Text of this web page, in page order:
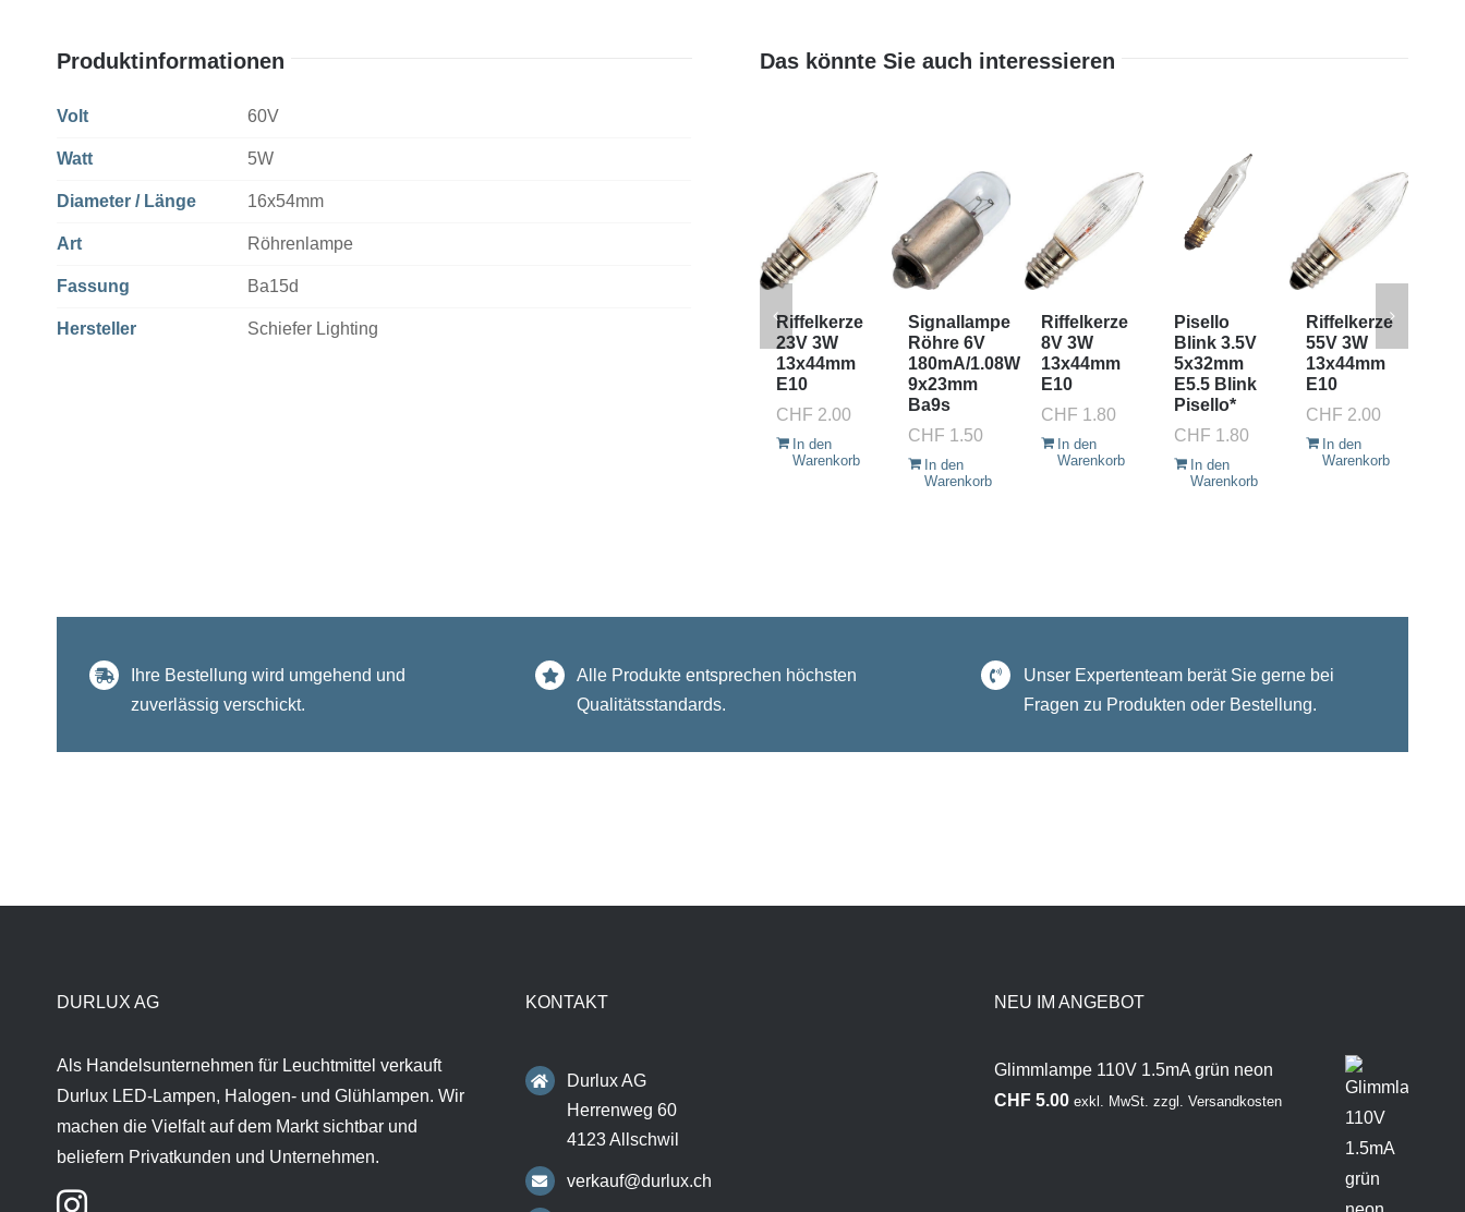
Produktinformationen
Volt 60V
Watt 5W
Diameter / Länge 16x54mm
Art Röhrenlampe
Fassung Ba15d
Hersteller Schiefer Lighting
Das könnte Sie auch interessieren
Riffelkerze
23V 3W
13x44mm
E10
CHF 2.00
In den
Warenkorb
Signallampe
Röhre 6V
180mA/1.08W
9x23mm
Ba9s
CHF 1.50
In den
Warenkorb
Riffelkerze
8V 3W
13x44mm
E10
CHF 1.80
In den
Warenkorb
Pisello
Blink 3.5V
5x32mm
E5.5 Blink
Pisello*
CHF 1.80
In den
Warenkorb
Riffelkerze
55V 3W
13x44mm
E10
CHF 2.00
In den
Warenkorb
Ihre Bestellung wird umgehend und
zuverlässig verschickt.
Alle Produkte entsprechen höchsten
Qualitätsstandards.
Unser Expertenteam berät Sie gerne bei
Fragen zu Produkten oder Bestellung.
DURLUX AG
Als Handelsunternehmen für Leuchtmittel verkauft
Durlux LED-Lampen, Halogen- und Glühlampen. Wir
machen die Vielfalt auf dem Markt sichtbar und
beliefern Privatkunden und Unternehmen.
KONTAKT
Durlux AG
Herrenweg 60
4123 Allschwil
verkauf@durlux.ch
NEU IM ANGEBOT
Glimmlampe 110V 1.5mA grün neon
CHF5.00 exkl. MwSt. zzgl. Versandkosten